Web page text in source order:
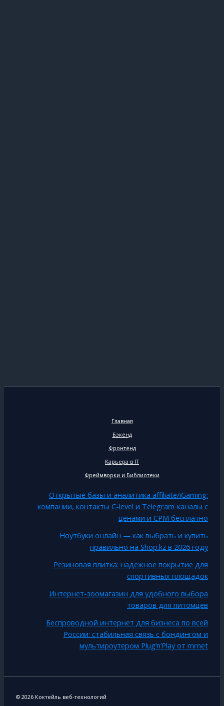
Главная
Бэкенд
Фронтенд
Карьера в IT
Фреймворки и Библиотеки
Открытые базы и аналитика affiliate/iGaming:
компании, контакты C-level и Telegram‑каналы с
ценами и CPM бесплатно
Ноутбуки онлайн — как выбрать и купить
правильно на Shop.kz в 2026 году
Резиновая плитка: надежное покрытие для
спортивных площадок
Интернет-зоомагазин для удобного выбора
товаров для питомцев
Беспроводной интернет для бизнеса по всей
России: стабильная связь с бондингом и
мультироутером Plug’n’Play от mrnet
© 2026 Коктейль веб-технологий